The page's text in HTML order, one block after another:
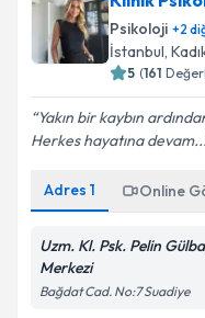
Psikoloji +2
İstanbul,
5 (161
Yakın bir kaybın
Herkes hayatına devam...
Adres 1 Online
Uzm. Kl. Psk. Pelin
Merkezi
Bağdat Cad. No:7 Suadiye